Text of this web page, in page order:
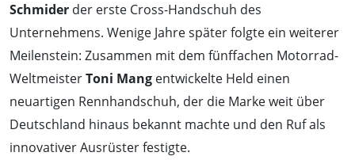
Schmider der erste Cross-Handschuh des
Unternehmens. Wenige Jahre später folgte ein weiterer
Meilenstein: Zusammen mit dem fünffachen Motorrad-
WeltmeisterToni Mang entwickelte Held einen
neuartigen Rennhandschuh, der die Marke weit über
Deutschland hinaus bekannt machte und den Ruf als
innovativer Ausrüster festigte.